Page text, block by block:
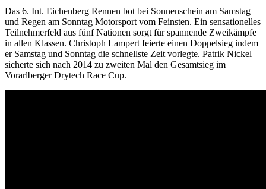
Das 6. Int. Eichenberg Rennen bot bei Sonnenschein am Samstag
und Regen am Sonntag Motorsport vom Feinsten. Ein sensationelles
Teilnehmerfeld aus fünf Nationen sorgt für spannende Zweikämpfe
in allen Klassen. Christoph Lampert feierte einen Doppelsieg indem
er Samstag und Sonntag die schnellste Zeit vorlegte. Patrik Nickel
sicherte sich nach 2014 zu zweiten Mal den Gesamtsieg im
Vorarlberger Drytech Race Cup.